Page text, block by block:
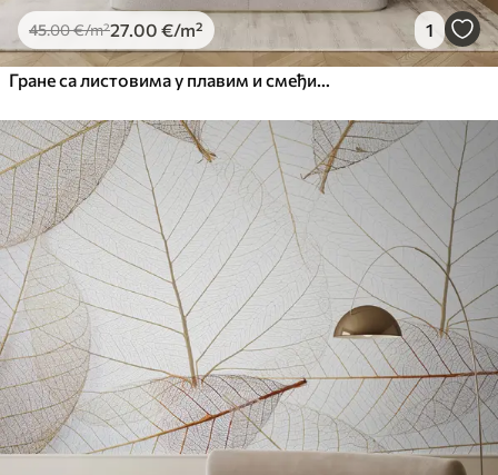
45.00€/m²27.00 €/m² 1
Гране са листовима у плавим и смеђим тоновима, светле позадине, меке и нежне, акварел стил